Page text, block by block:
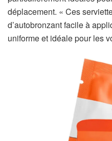
déplacement. « Ces
d’autobronzant facile à
uniforme et idéale pour les